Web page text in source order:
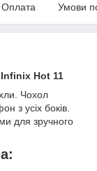
Оплата Умови
Hot 11
Чохол
з усіх боків.
для зручного